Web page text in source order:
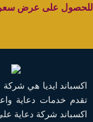
للحصول على عرض
تقدم خدمات دعاية
اكسباند شركة دعاية